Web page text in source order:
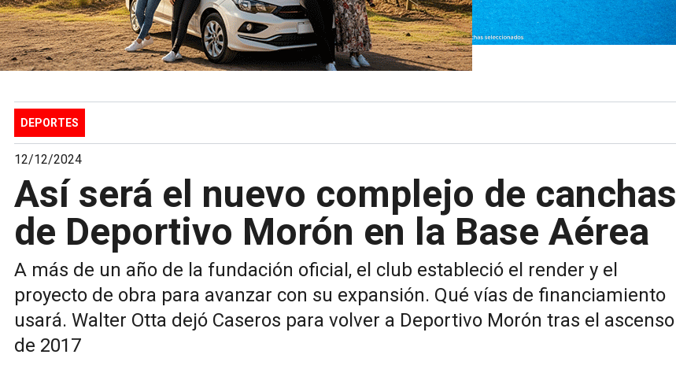
DEPORTES
12/12/2024
Así será el nuevo complejo de canchas
de Deportivo Morón en la Base Aérea
A más de un año de la fundación oficial, el club estableció el render y el
proyecto de obra para avanzar con su expansión. Qué vías de financiamiento
usará. Walter Otta dejó Caseros para volver a Deportivo Morón tras el ascenso
de 2017